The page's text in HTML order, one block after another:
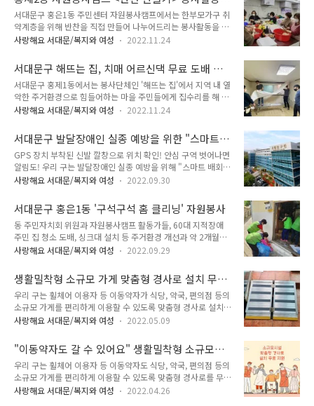
있는 부스를 설치하여 참가자들이 장애인이 일상생활에서 겪는
어려움을 몸소 체험할 수 있도록 했습니다. 행사에는 연세대학교
교직원 및 학생 등 300여 명이 참가하여 ▲ 휠체어를 타고 장애
물 통과하기 ▲ 안대를 쓰고 점자블록 이동·자화상 그리기·원
를 체험하며 장애인들의 일상 불편을 공감하고 편의시설의 필요
성을 깨닫는 자리가 되었습니다. ..
"한부모가구 취약계층 물품지원, 안부확인"
서대문구 홍은1동 주민센터 자원봉사캠프에서는 한부모가구 취
약계층을 위해 반찬을 직접 만들어 나누어드리는 봉사활동을 진
행했습니다. 이번 반찬 만들기 봉사는 주민센터에서 선정한 조손
채, 김치 등 반찬을 직접 만들고 포장하여 전달하는 활동이었습
니다. 서로 안부도 확인하고 감사 인사를 나누는 뜻깊은 시간이
되었습니다. 항상 어려운 이웃을 위해 다양한 봉사활동을 계획하
고 실천하는 자원봉사캠페에 감사드립니다. 문의: 홍은2동 주민
센터 ☎ 02-330-8508
사랑해요 서대문/복지와 여성 2022.11.24
서대문구 해뜨는 집, 치매 어르신댁 무료 도배 봉
사
서대문구 홍제1동에서는 봉사단체인 '해뜨는 집'에서 지역 내 열
악한 주거환경으로 힘들어하는 마을 주민들에게 집수리를 해 주
는 봉사활동을 지속적으로 해오고 있습니다. 지난 일요일 자원봉
집의 도배봉사를 해주셨습니다. 도배 후 어르신 집이 훨씬 쾌적
해지고 깨끗해졌습니다. 도배된 모습을 보고 만족해하시는 어르
신을 보고 '해뜨는 집' 봉사자 여러분이 뿌듯해 하셨습니다. 따뜻
한 손길을 보내주신 '해뜨는 집' 여러분 감사합니다.
사랑해요 서대문/복지와 여성 2022.11.24
서대문구 발달장애인 실종 예방을 위한 "스마트
기기(GPS 장치, 세이프 깔창, 손목 밴드) 지원"
GPS 장치 부착된 신발 깔창으로 위치 확인! 안심 구역 벗어나면
알림도! 우리 구는 발달장애인 실종 예방을 위해 "스마트 배회감
지기"와 "통신비"를 지원합니다. 대상은 관내 거주하는 발달장
이며 수혜 인원은 통 250명입니다. 지원 품목은 GPS(위성위치
확인시스템) 장치, 세이프 깔창, 손목 밴드며 기기 사용에 필요한
통신비도 2년 동안 무상 지원합니다. GPS 장치를 세이프 깔창
에 부착해 발달장애인의 신발에 넣어 놓으면 이를 신고 이동할
때 보호자가 그 위치를 실시간 확인할 수 있습니다. 또한 미리 설
알림 메시지가 발송돼 위기 상황에 신속한 대처가 가능합니다.
깔창 형태여서 기기 ..
사랑해요 서대문/복지와 여성 2022.09.30
서대문구 홍은1동 '구석구석 홈 클리닝' 자원봉사
동 주민자치회 위원과 자원봉사캠프 활동가들, 60대 지적장애
주민 집 청소 도배, 싱크대 설치 등 주거환경 개선과 약 2개월간
의 식사 지원도 추진 서대문구 홍은1동은 동 주민자치회 위원과
의 집을 말끔히 청소해 드렸습니다. 혼자 사는 A씨는 거동이 불
편해 평소 집 안 청소를 잘 하지 못했습니다. 최근에는 빗길에 넘
어져 치료가 시급한 상황에서 동주민센터 복지플레너가 병원에
동행해 입원을 도왔습니다. 홍은1동 자원봉사캠프장을 포함한
자원봉사 주민들은 화장실까지 포함해 집 안을 깨끗이 쓸고 닦고
도 깔끔하게 마쳤습니다. 또한 A씨가 퇴원 후 불편함 없이 일상
생활을 할 수 있도록 생필품을 구..
사랑해요 서대문/복지와 여성 2022.09.29
생활밀착형 소규모 가게 맞춤형 경사로 설치 무
료 지원 "이동약자도 걱정 없이"
우리 구는 휠체어 이용자 등 이동약자가 식당, 약국, 편의점 등의
소규모 가게를 편리하게 이용할 수 있도록 맞춤형 경사로 설치를
무료로 지원합니다. 서대문구 내 소규모 점포의 경사로 설치는
운 경우가 많습니다. 2022년 생활밀착형 맞춤형 경사로 설치 지
원 사업을 위한 수행기관 모집 공고가 현재 진행 중입니다. 소규
모 생활편의시설의 신청 접수를 받아 선정된 80여곳에 맞춤형
경사로 설치를 전액 무료로 지원합니다. 이후 모니터링단을 운영
하여 경사로에 대한 관리 및 유지보수도 병행할 예정입니다. 문
사랑해요 서대문/복지와 여성 2022.05.09
"이동약자도 갈 수 있어요" 생활밀착형 소규모시
설(식당, 약국, 편의점 등) 맞춤형 경사로 설치 무
료 지원
우리 구는 휠체어 이용자 등 이동약자도 식당, 약국, 편의점 등의
소규모 가게를 편리하게 이용할 수 있도록 맞춤형 경사로를 무료
지원합니다. 서대문구 지역사회 내 소규모 점포의 경사로 설치는
사랑해요 서대문/복지와 여성 2022.04.26